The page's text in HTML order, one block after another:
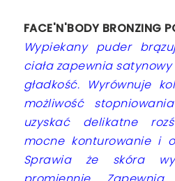
FACE'N'BODY BRONZING
Wypiekany puder
ciała zapewnia
gładkość. Wyrównuje
możliwość
uzyskać delikatne
mocne konturowanie i
Sprawia że skóra